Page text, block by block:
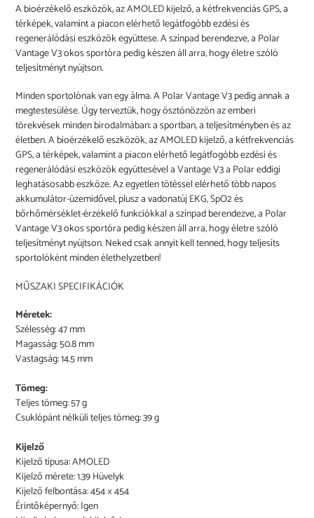
termék
felvéve
a
kosárba
A bioérzékelő eszközök, az AMOLED kijelző, a kétfrekvenciás GPS, a
térképek, valamint a piacon elérhető legátfogóbb ezdési és
regenerálódási eszközök együttese. A színpad berendezve, a Polar
Vantage V3 okos sportóra pedig készen áll arra, hogy életre szóló
teljesítményt nyújtson.
Minden sportolónak van egy álma. A Polar Vantage V3 pedig annak a
megtestesülése. Úgy terveztük, hogy ösztönözzön az emberi
törekvések minden birodalmában: a sportban, a teljesítményben és az
életben. A bioérzékelő eszközök, az AMOLED kijelző, a kétfrekvenciás
GPS, a térképek, valamint a piacon elérhető legátfogóbb ezdési és
regenerálódási eszközök együttesével a Vantage V3 a Polar eddigi
leghatásosabb eszköze. Az egyetlen tötéssel elérhető több napos
akkumulátor-üzemidővel, plusz a vadonatúj EKG, SpO2 és
bőrhőmérséklet-érzékelő funkciókkal a színpad berendezve, a Polar
Vantage V3 okos sportóra pedig készen áll arra, hogy életre szóló
teljesítményt nyújtson. Neked csak annyit kell tenned, hogy teljesíts
sportolóként minden élethelyzetben!
MŰSZAKI SPECIFIKÁCIÓK
Méretek:
Szélesség: 47 mm
Magasság: 50.8 mm
Vastagság: 14.5 mm
Tömeg:
Teljes tömeg: 57 g
Csuklópánt nélküli teljes tömeg: 39 g
Kijelző
Kijelző típusa: AMOLED
Kijelző mérete: 1.39 Hüvelyk
Kijelző felbontása: 454 × 454
Érintőképernyő: Igen